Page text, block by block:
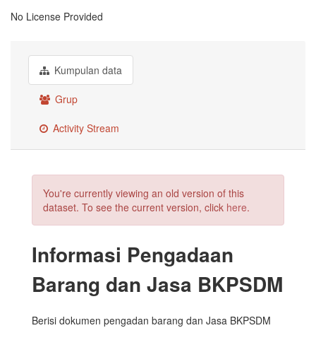
No License Provided
Kumpulan data
Grup
Activity Stream
You're currently viewing an old version of this
dataset. To see the current version, click here.
Informasi Pengadaan
Barang dan Jasa BKPSDM
Berisi dokumen pengadan barang dan Jasa BKPSDM